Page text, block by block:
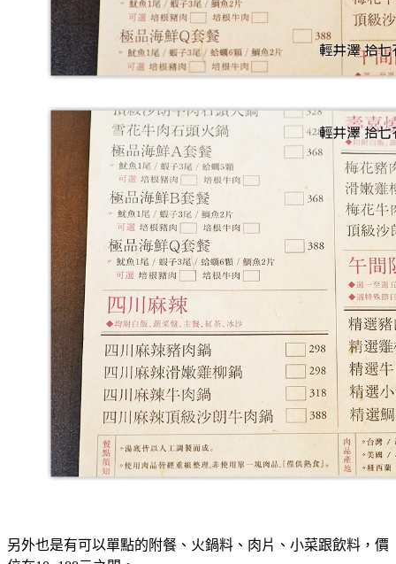
另外也是有可以單點的附餐、火鍋料、肉片、小菜跟飲料，價